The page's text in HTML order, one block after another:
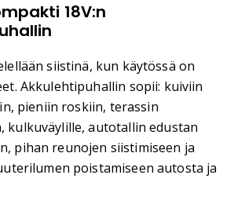
18V:n
siistinä, kun käytössä on
Akkulehtipuhallin sopii: kuiviin
pieniin roskiin, terassin
kulkuväylille, autotallin edustan
pihan reunojen siistimiseen ja
poistamiseen autosta ja